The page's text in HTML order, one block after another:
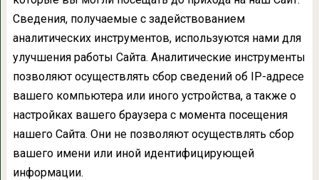
Сведения, получаемые с задействованием
аналитических инструментов, используются нами для
улучшения работы Сайта. Аналитические инструменты
позволяют осуществлять сбор сведений об IP-адресе
вашего компьютера или иного устройства, а также о
настройках вашего браузера с момента посещения
нашего Сайта. Они не позволяют осуществлять сбор
вашего имени или иной идентифицирующей
информации.